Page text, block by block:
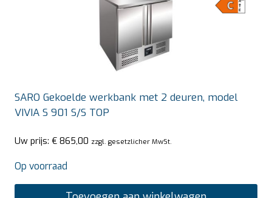
SARO Gekoelde werkbank met 2 deuren, model
VIVIA S 901 S/S TOP
Uw prijs: € 865,00 zzgl. gesetzlicher MwSt.
Op voorraad